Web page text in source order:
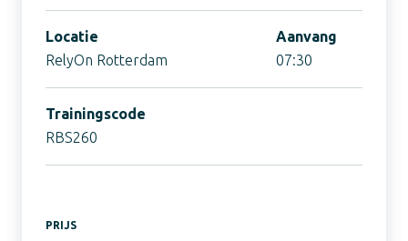
Locatie
RelyOn Rotterdam
Aanvang
07:30
Trainingscode
RBS260
PRIJS